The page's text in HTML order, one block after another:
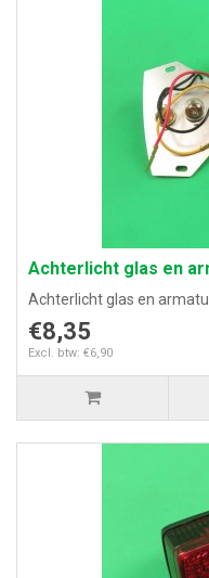
Achterlicht glas en
Achterlicht glas en
€8,35
Excl. btw: €6,90